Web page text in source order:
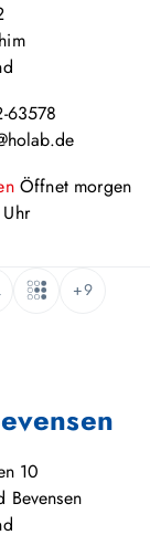
63578
Öffnet morgen
Uhr
+9
10
Bevensen